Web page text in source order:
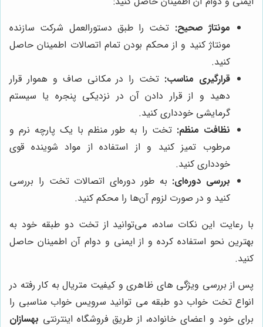
مونتاژ صحیح: تخت را طبق دستورالعمل شرکت سازنده
مونتاژ کنید و از محکم بودن تمام اتصالات اطمینان حاصل
کنید.
قرارگیری مناسب: تخت را در مکانی صاف و هموار قرار
دهید و از قرار دادن آن در نزدیکی پنجره یا سیستم
گرمایشی خودداری کنید.
نظافت منظم: تخت را به طور منظم با یک پارچه نرم و
مرطوب تمیز کنید و از استفاده از مواد شوینده قوی
خودداری کنید.
بررسی دوره‌ای: به طور دوره‌ای اتصالات تخت را بررسی
کنید و در صورت لزوم آن‌ها را محکم کنید.
با رعایت این نکات ساده، می‌توانید از تخت دو طبقه خود به
بهترین نحو استفاده کرده و از ایمنی و دوام آن اطمینان حاصل
کنید.
پس از بررسی ویژگی های ظاهری و کیفیت متریال به کار رفته در
انواع تخت خواب دو طبقه می توانید سرویس خواب مناسبی را
برای خود و اعضای خانواده، از طریق فروشگاه اینترنتی بهسازان